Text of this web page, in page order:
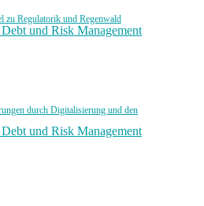
zu Regulatorik und Regenwald
und Risk Management
durch Digitalisierung und den
und Risk Management